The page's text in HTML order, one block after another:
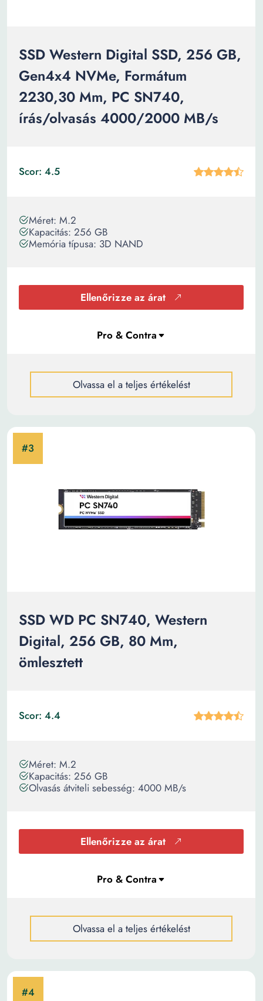
SSD Western Digital SSD, 256 GB,
Gen4x4 NVMe, Formátum
2230,30 Mm, PC SN740,
írás/olvasás 4000/2000 MB/s
Scor: 4.5
Méret: M.2
Kapacitás: 256 GB
Memória típusa: 3D NAND
Ellenőrizze az árat
Olvassa el a teljes értékelést
SSD WD PC SN740, Western
Digital, 256 GB, 80 Mm,
ömlesztett
Scor: 4.4
Méret: M.2
Kapacitás: 256 GB
Olvasás átviteli sebesség: 4000 MB/s
Ellenőrizze az árat
Olvassa el a teljes értékelést